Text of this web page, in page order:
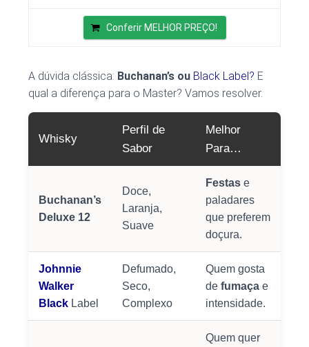
Conferir MELHOR PREÇO!
A dúvida clássica: Buchanan’s ou Black Label? E
qual a diferença para o Master? Vamos resolver.
Whisky
Perfil de
Sabor
Melhor
Para…
Buchanan’s
Deluxe 12
Doce,
Laranja,
Suave
Festas e
paladares
que preferem
doçura.
Johnnie
Walker
Black Label
Defumado,
Seco,
Complexo
Quem gosta
de fumaça e
intensidade.
Quem quer